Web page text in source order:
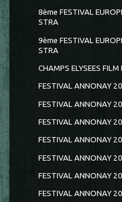
8ème FESTIVAL
STRA
9ème FESTIVAL
STRA
CHAMPS ELYSEES
FESTIVAL ANNONAY
FESTIVAL ANNONAY
FESTIVAL ANNONAY
FESTIVAL ANNONAY
FESTIVAL ANNONAY
FESTIVAL ANNONAY
FESTIVAL ANNONAY